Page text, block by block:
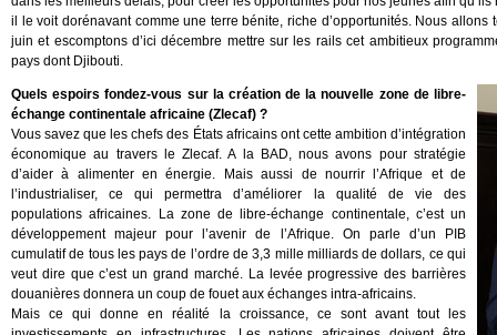
il le voit dorénavant comme une terre bénite, riche d’opportunités. Nous
juin et escomptons d’ici décembre mettre sur les rails cet ambitieux
pays dont Djibouti.
Quels espoirs fondez-vous sur la création de la nouvelle zone de libre-
échange continentale africaine (Zlecaf) ?
Vous savez que les chefs des États africains ont cette ambition d’intégration
économique au travers le Zlecaf. A la BAD, nous avons pour stratégie
d’aider à alimenter en énergie. Mais aussi de nourrir l’Afrique et de
l’industrialiser, ce qui permettra d’améliorer la qualité de vie des
populations africaines. La zone de libre-échange continentale, c’est un
développement majeur pour l’avenir de l’Afrique. On parle d’un PIB
cumulatif de tous les pays de l’ordre de 3,3 mille milliards de dollars, ce qui
veut dire que c’est un grand marché. La levée progressive des barrières
douanières donnera un coup de fouet aux échanges intra-africains.
Mais ce qui donne en réalité la croissance, ce sont avant tout les